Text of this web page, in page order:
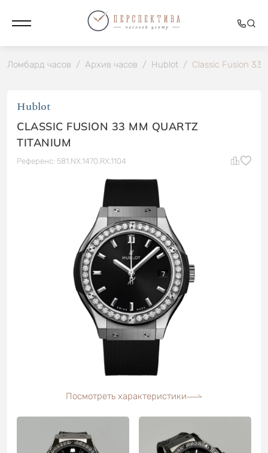
Ломбард часов / Архив часов / Hublot / Classic Fusion 33
Hublot
CLASSIC FUSION 33 MM QUARTZ
TITANIUM
Референс: 581.NX.1470.RX.1104
Посмотреть характеристики